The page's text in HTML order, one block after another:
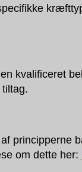
kvalificeret
principperne
om dette her: